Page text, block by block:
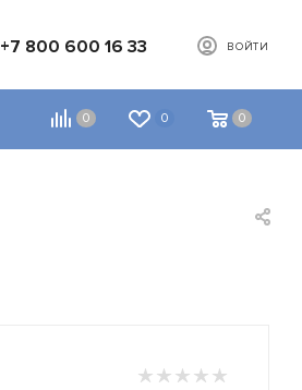
+7 800 600 16 33 ВОЙТИ
0 0 0